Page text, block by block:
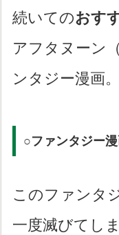
続いてのおす
アフタヌーン
ンタジー漫画。
○ファンタジー
このファンタ
一度滅びてし